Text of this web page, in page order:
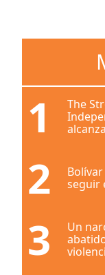
1
The
2
seguir
3
Un